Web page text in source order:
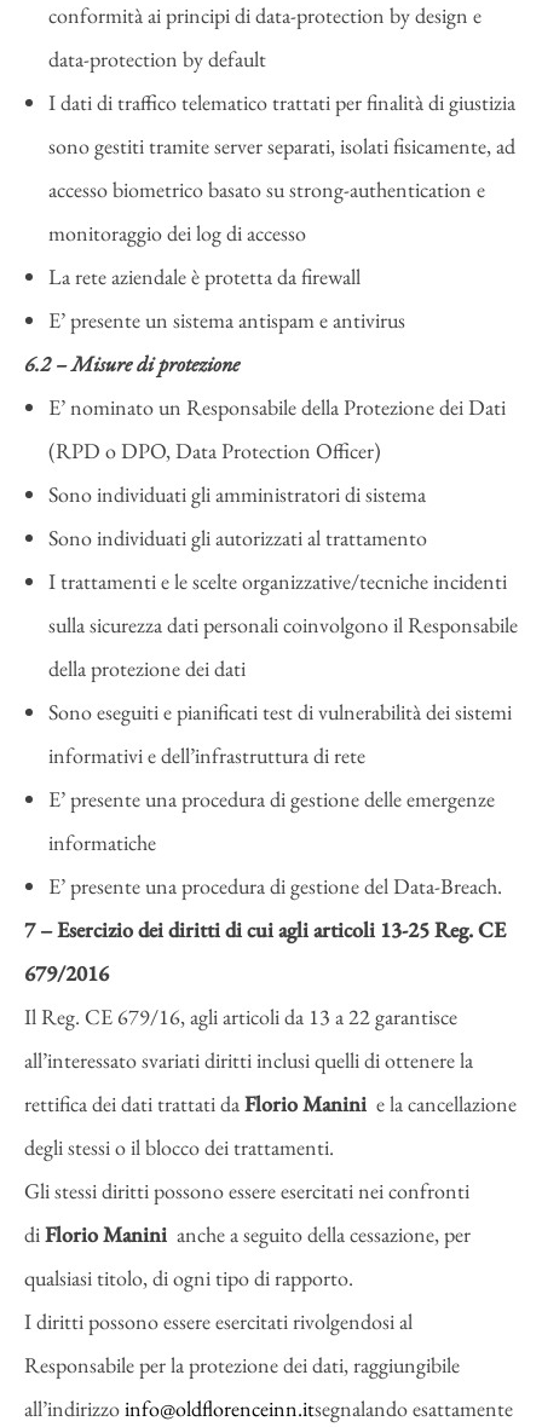
conformità ai principi di data-protection by design e
data-protection by default
I dati di traffico telematico trattati per finalità di giustizia
sono gestiti tramite server separati, isolati fisicamente, ad
accesso biometrico basato su strong-authentication e
monitoraggio dei log di accesso
La rete aziendale è protetta da firewall
E’ presente un sistema antispam e antivirus
6.2 – Misure di protezione
E’ nominato un Responsabile della Protezione dei Dati
(RPD o DPO, Data Protection Officer)
Sono individuati gli amministratori di sistema
Sono individuati gli autorizzati al trattamento
I trattamenti e le scelte organizzative/tecniche incidenti
sulla sicurezza dati personali coinvolgono il Responsabile
della protezione dei dati
Sono eseguiti e pianificati test di vulnerabilità dei sistemi
informativi e dell’infrastruttura di rete
E’ presente una procedura di gestione delle emergenze
informatiche
E’ presente una procedura di gestione del Data-Breach.
7 – Esercizio dei diritti di cui agli articoli 13-25 Reg. CE
679/2016
Il Reg. CE 679/16, agli articoli da 13 a 22 garantisce
all’interessato svariati diritti inclusi quelli di ottenere la
rettifica dei dati trattati daFlorio Manini e la cancellazione
degli stessi o il blocco dei trattamenti.
Gli stessi diritti possono essere esercitati nei confronti
diFlorio Manini anche a seguito della cessazione, per
qualsiasi titolo, di ogni tipo di rapporto.
I diritti possono essere esercitati rivolgendosi al
Responsabile per la protezione dei dati, raggiungibile
all’indirizzoinfo@oldflorenceinn.itsegnalando esattamente